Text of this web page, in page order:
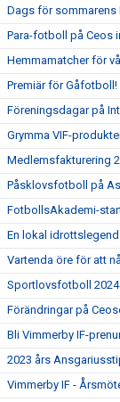
Dags för sommarens
Para-fotboll på Ceos
Hemmamatcher för
Premiär för Gåfotboll!
Föreningsdagar på
Grymma VIF-
Medlemsfakturering
Påsklovsfotboll på
FotbollsAkademi-
En lokal
Vartenda öre för att
Sportlovsfotboll 2024
Förändringar på
Bli Vimmerby IF-
2023 års
Vimmerby IF -